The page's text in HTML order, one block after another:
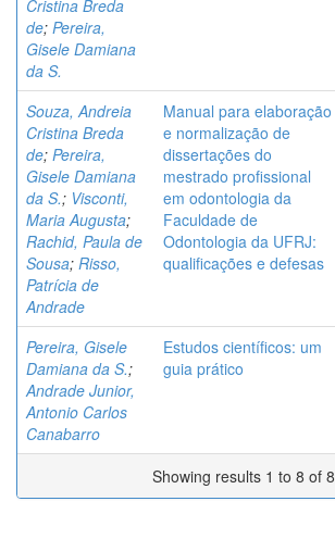
Cristina Breda
de; Pereira,
Gisele Damiana
da S.
Souza, Andreia
Cristina Breda
de; Pereira,
Gisele Damiana
da S.; Visconti,
Maria Augusta;
Rachid, Paula de
Sousa; Risso,
Patrícia de
Andrade
Manual para elaboração
e normalização de
dissertações do
mestrado profissional
em odontologia da
Faculdade de
Odontologia da UFRJ:
qualificações e defesas
Pereira, Gisele
Damiana da S.;
Andrade Junior,
Antonio Carlos
Canabarro
Estudos científicos: um
guia prático
Showing results 1 to 8 of 8